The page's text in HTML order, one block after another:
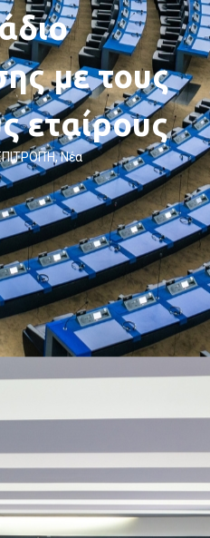
με τους
εταίρους
,Νέα